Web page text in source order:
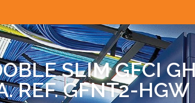
SLIM GFCI
REF. GFNT2-HGW